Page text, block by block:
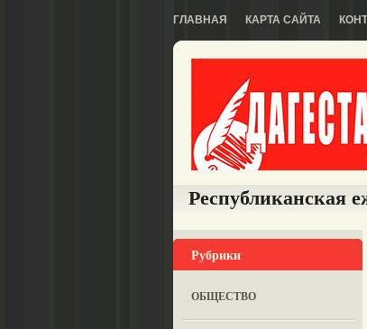
ГЛАВНАЯ КАРТА САЙТА
Республиканская
Рубрики
ОБЩЕСТВО